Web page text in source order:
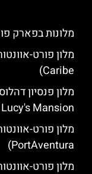
מלונות בפארק
Caribe)
Mansion‬)
PortAventura)